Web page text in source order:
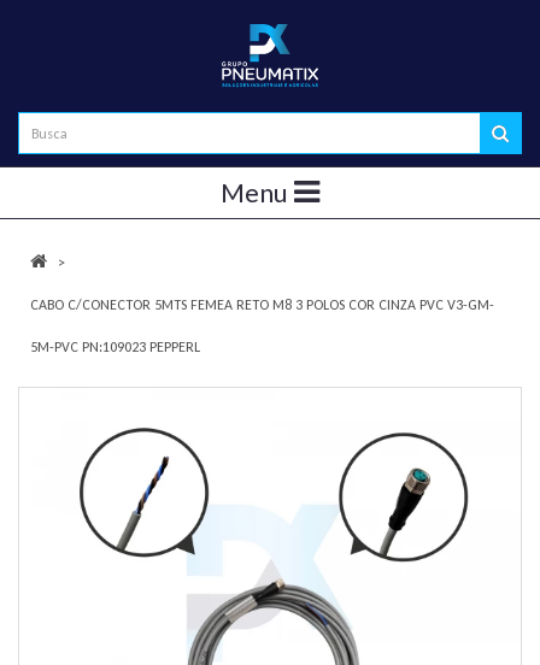
Menu
CABO C/CONECTOR 5MTS FEMEA RETO M8 3 POLOS COR CINZA PVC V3-GM-
5M-PVC PN:109023 PEPPERL